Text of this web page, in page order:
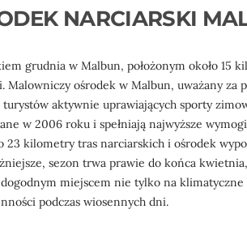
NARCIARSKI
grudnia w Malbun, położonym około 15
Malowniczy ośrodek w Malbun, uważany za
turystów aktywnie uprawiających sporty
w 2006 roku i spełniają najwyższe
23 kilometry tras narciarskich i ośrodek
sezon trwa prawie do końca
miejscem nie tylko na
podczas wiosennych dni.